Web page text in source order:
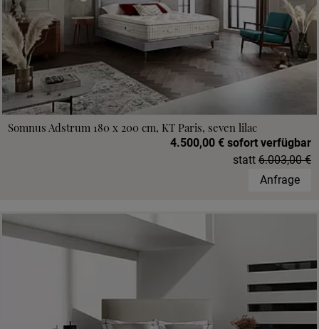
Somnus Adstrum 180 x 200 cm, KT Paris, seven lilac
4.500,00 € sofort verfügbar
statt 6.003,00 €
Anfrage